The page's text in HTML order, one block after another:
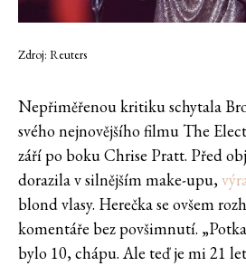
Zdroj: Reuters
Nepřiměřenou kritiku schytala
svého nejnovějšího filmu The
září po boku Chrise Pratt. Před
dorazila v silnějším make-upu,
blond vlasy. Herečka se ovšem
komentáře bez povšimnutí.
bylo 10, chápu. Ale teď je mi 21